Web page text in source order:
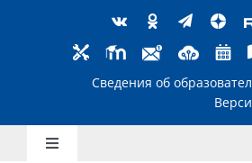
Сведения об
Toggle